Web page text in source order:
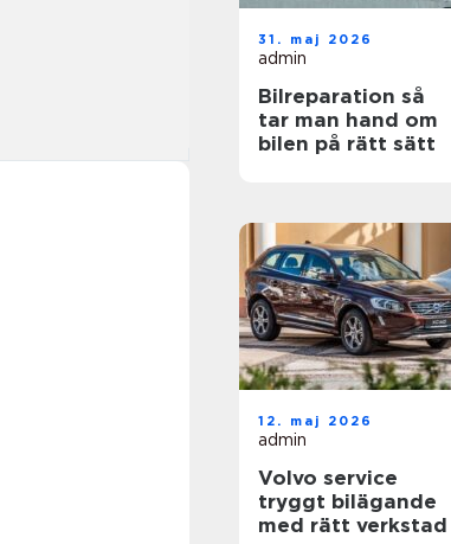
31. maj 2026
admin
Bilreparation så
tar man hand om
bilen på rätt sätt
12. maj 2026
admin
Volvo service
tryggt bilägande
med rätt verkstad